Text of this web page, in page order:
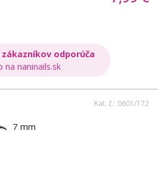
zákazníkov odporúča
na naninails.sk
Kat. č.: 0601/172
7 mm